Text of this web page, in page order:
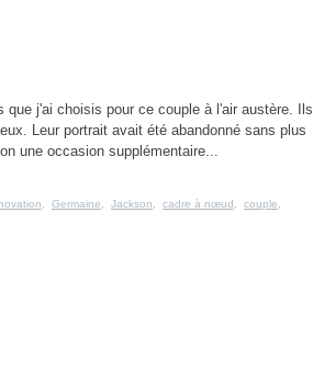
j'ai choisis pour ce couple à l'air austère. Ils
Leur portrait avait été abandonné sans plus
une occasion supplémentaire...
Germaine Jackson cadre à nœud couple